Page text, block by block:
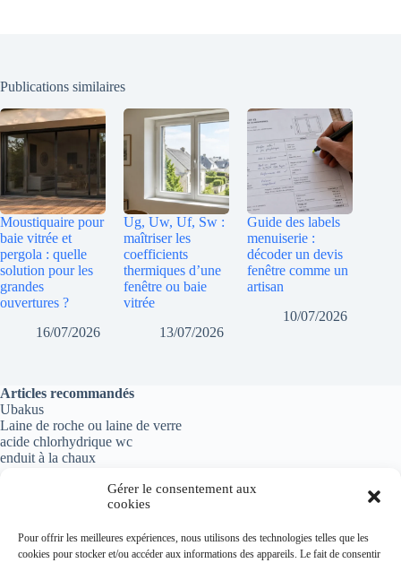
Gérer le consentement aux
cookies
Pour offrir les meilleures expériences, nous utilisons des technologies telles que les
cookies pour stocker et/ou accéder aux informations des appareils. Le fait de consentir
Publications similaires
Moustiquaire pour
baie vitrée et
pergola : quelle
solution pour les
grandes
ouvertures ?
16/07/2026
Ug, Uw, Uf, Sw :
maîtriser les
coefficients
thermiques d’une
fenêtre ou baie
vitrée
13/07/2026
Guide des labels
menuiserie :
décoder un devis
fenêtre comme un
artisan
10/07/2026
Articles recommandés
Ubakus
Laine de roche ou laine de verre
acide chlorhydrique wc
enduit à la chaux
Politique de confidentialité